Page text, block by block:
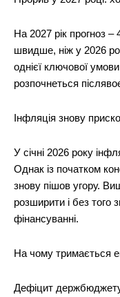
На 2027 рік прогноз –
швидше, ніж у 2026
однієї ключової
розпочнеться
Інфляція знову
У січні 2026 року
Однак із початком
знову пішов угору.
розширити і без того
фінансуванні.
На чому тримається
Дефіцит держбюджету